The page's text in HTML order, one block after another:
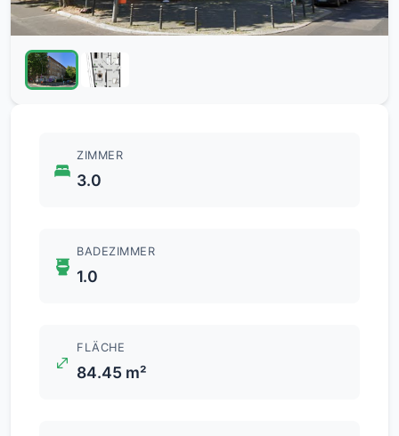
ZIMMER
3.0
BADEZIMMER
1.0
FLÄCHE
84.45 m²